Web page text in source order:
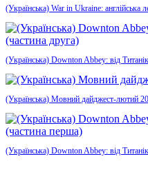
(Українська) War in Ukraine: англійська
(Українська) Downton Abbey: від
(Українська) Мовний дайджест-лютий
(Українська) Downton Abbey: від